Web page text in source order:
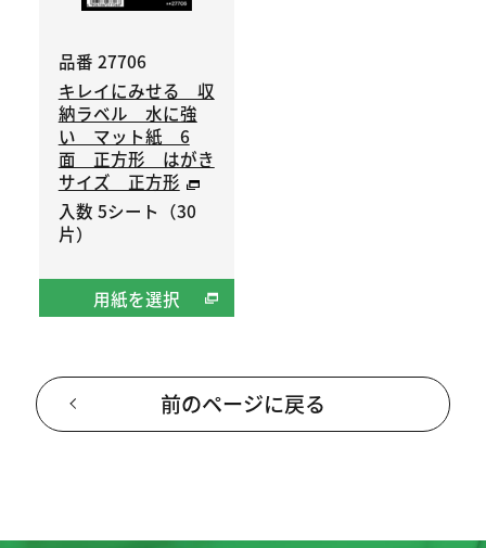
品番 27706
キレイにみせる 収
納ラベル 水に強
い マット紙 6
面 正方形 はがき
サイズ 正方形
入数 5シート（30
片）
用紙を選択
前のページに戻る